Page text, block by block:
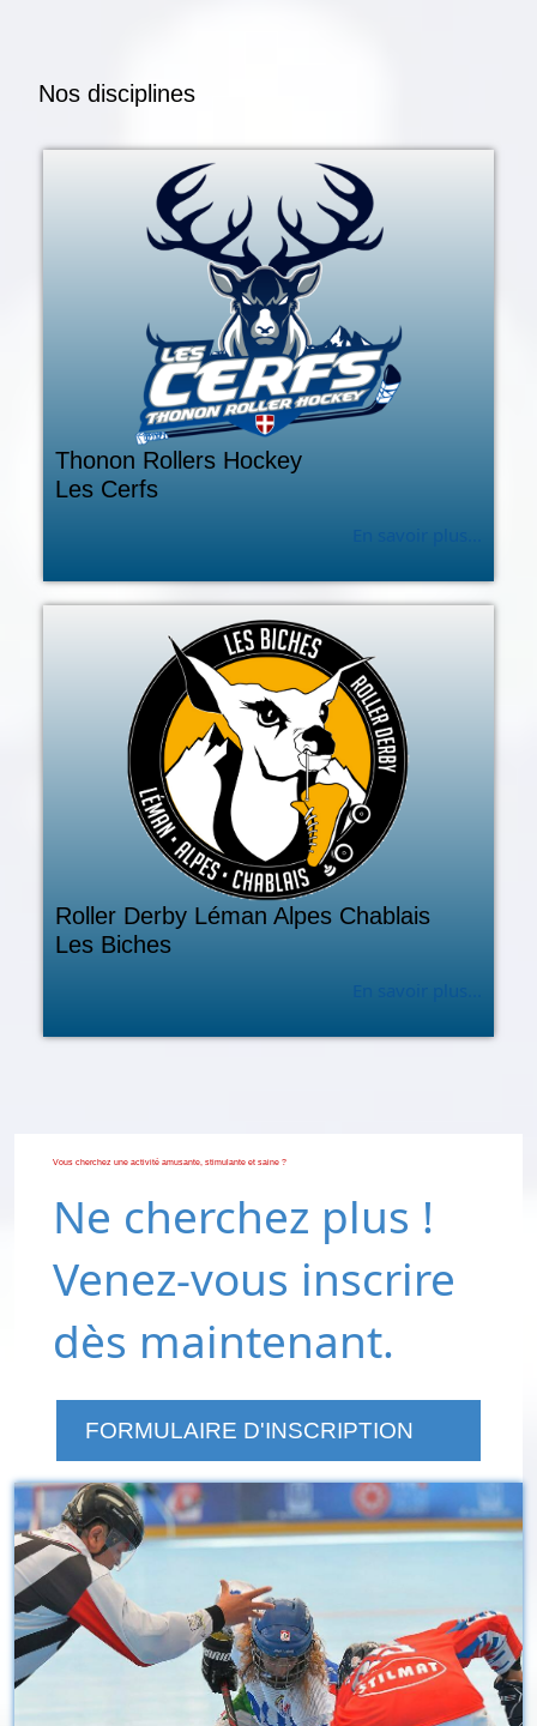
Nos disciplines
Thonon Rollers Hockey
Les Cerfs
Roller Derby Léman Alpes Chablais
Les Biches
Vous cherchez une activité amusante, stimulante et saine ?
Ne cherchez plus !
Venez-vous inscrire
dès maintenant.
FORMULAIRE D'INSCRIPTION